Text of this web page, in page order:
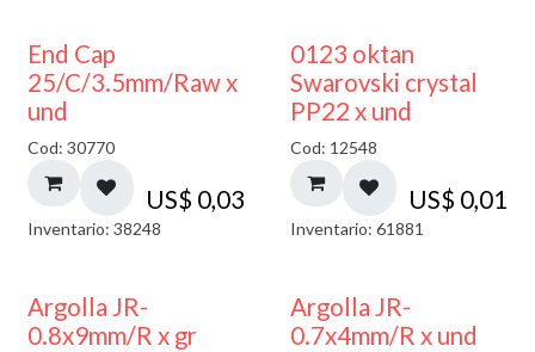
End Cap
25/C/3.5mm/Raw x
und
Cod: 30770
US$ 0,03
Inventario: 38248
0123 oktan
Swarovski crystal
PP22 x und
Cod: 12548
US$ 0,01
Inventario: 61881
Argolla JR-
0.8x9mm/R x gr
Argolla JR-
0.7x4mm/R x und